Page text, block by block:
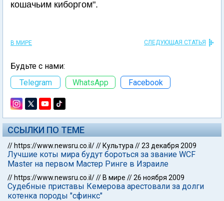
кошачьим киборгом".
В МИРЕ СЛЕДУЮЩАЯ СТАТЬЯ
Будьте с нами:
Telegram
WhatsApp Facebook
ССЫЛКИ ПО ТЕМЕ
// https://www.newsru.co.il/// Культура //23 декабря 2009
Лучшие коты мира будут бороться за звание WCF
Master на первом Мастер Ринге в Израиле
// https://www.newsru.co.il/// В мире //26 ноября 2009
Судебные приставы Кемерова арестовали за долги
котенка породы "сфинкс"